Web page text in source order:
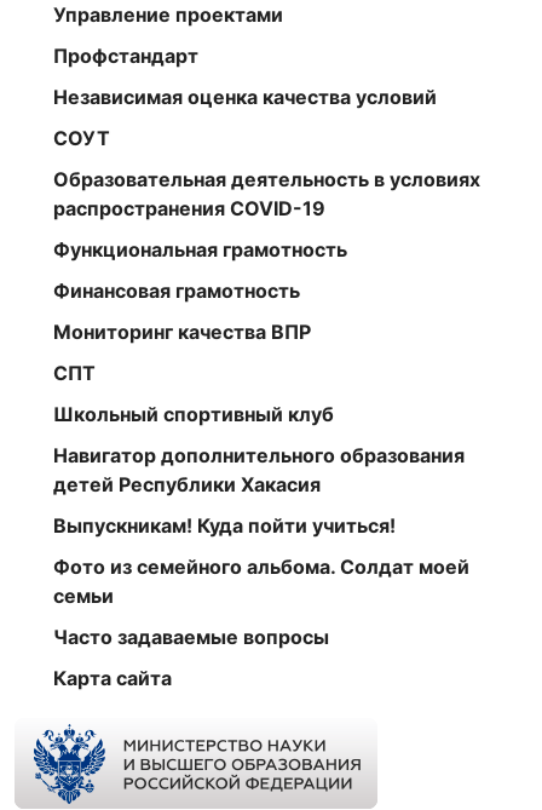
Управление проектами
Профстандарт
Независимая оценка качества условий
СОУТ
Образовательная деятельность в условиях
распространения COVID-19
Функциональная грамотность
Финансовая грамотность
Мониторинг качества ВПР
СПТ
Школьный спортивный клуб
Навигатор дополнительного образования
детей Республики Хакасия
Выпускникам! Куда пойти учиться!
Фото из семейного альбома. Солдат моей
семьи
Часто задаваемые вопросы
Карта сайта